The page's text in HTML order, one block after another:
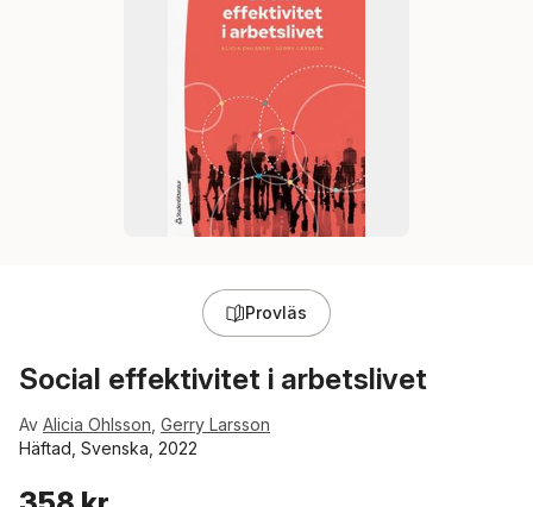
Provläs
Social effektivitet i arbetslivet
Av Alicia Ohlsson Gerry Larsson
Häftad, Svenska, 2022